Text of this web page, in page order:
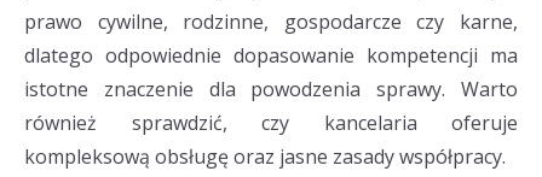
prawo cywilne, rodzinne, gospodarcze czy karne,
dlatego odpowiednie dopasowanie kompetencji ma
istotne znaczenie dla powodzenia sprawy. Warto
również sprawdzić, czy kancelaria oferuje
kompleksową obsługę oraz jasne zasady współpracy.